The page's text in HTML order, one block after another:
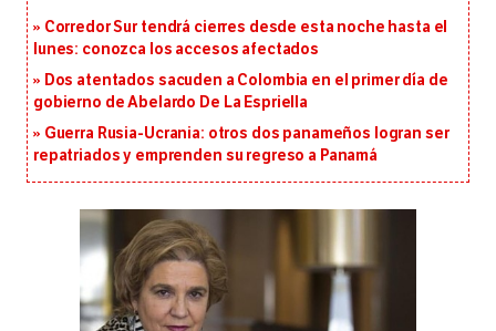
Corredor Sur tendrá cierres desde esta noche hasta el
lunes: conozca los accesos afectados
Dos atentados sacuden a Colombia en el primer día de
gobierno de Abelardo De La Espriella
Guerra Rusia-Ucrania: otros dos panameños logran ser
repatriados y emprenden su regreso a Panamá